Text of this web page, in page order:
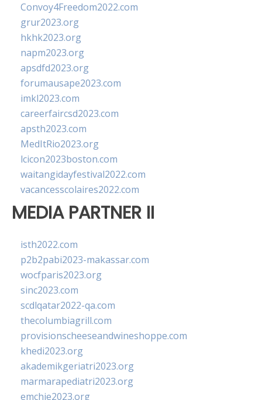
Convoy4Freedom2022.com
grur2023.org
hkhk2023.org
napm2023.org
apsdfd2023.org
forumausape2023.com
imkl2023.com
careerfaircsd2023.com
apsth2023.com
MedItRio2023.org
lcicon2023boston.com
waitangidayfestival2022.com
vacancesscolaires2022.com
MEDIA PARTNER II
isth2022.com
p2b2pabi2023-makassar.com
wocfparis2023.org
sinc2023.com
scdlqatar2022-qa.com
thecolumbiagrill.com
provisionscheeseandwineshoppe.com
khedi2023.org
akademikgeriatri2023.org
marmarapediatri2023.org
emchie2023.org